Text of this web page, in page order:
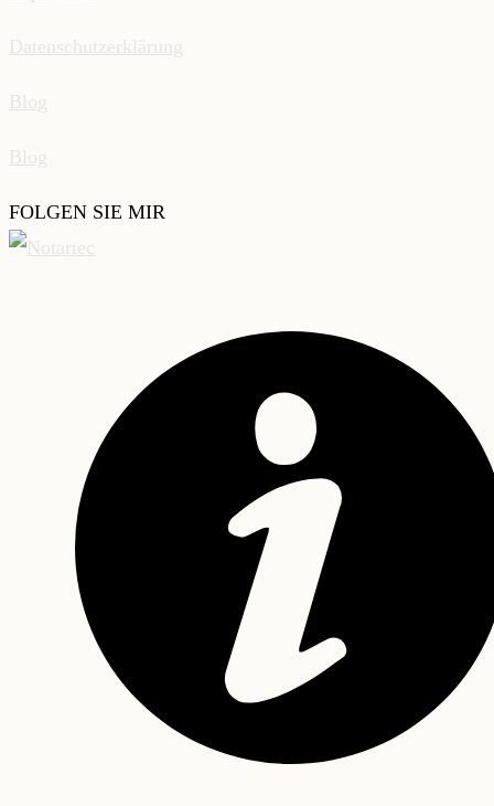
Datenschutzerklärung
Blog
Blog
FOLGEN SIE MIR